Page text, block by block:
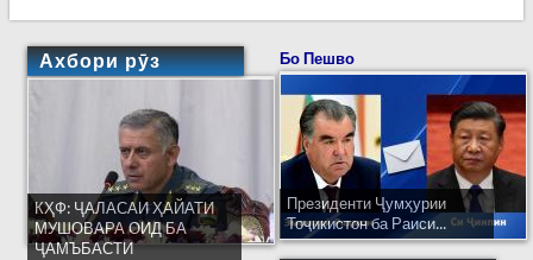
Ахбори рӯз
КҲФ: ҶАЛАСАИ ҲАЙАТИ
МУШОВАРА ОИД БА
ҶАМЪБАСТИ
Бо Пешво
Президенти Ҷумҳурии
Тоҷикистон ба Раиси...